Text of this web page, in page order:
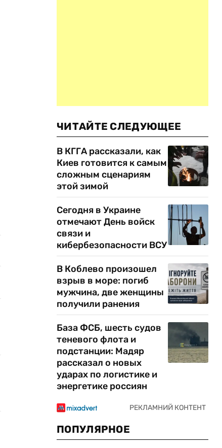
ЧИТАЙТЕ СЛЕДУЮЩЕЕ
В КГГА рассказали, как
Киев готовится к самым
сложным сценариям
этой зимой
Сегодня в Украине
отмечают День войск
связи и
кибербезопасности ВСУ
В Коблево произошел
взрыв в море: погиб
мужчина, две женщины
получили ранения
База ФСБ, шесть судов
теневого флота и
подстанции: Мадяр
рассказал о новых
ударах по логистике и
энергетике россиян
ПОПУЛЯРНОЕ